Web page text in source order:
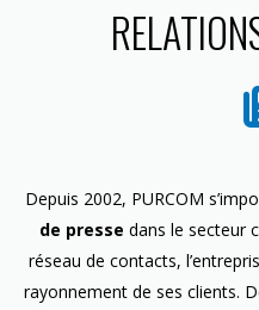
Depuis 2002, PURCOM
de presse dans le secteur
réseau de contacts,
rayonnement de ses clients.